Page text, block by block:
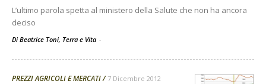
L’ultimo parola spetta al ministero della Salute che non ha ancora
deciso
Di Beatrice Toni, Terra e Vita -
PREZZI AGRICOLI E MERCATI 7 Dicembre 2012